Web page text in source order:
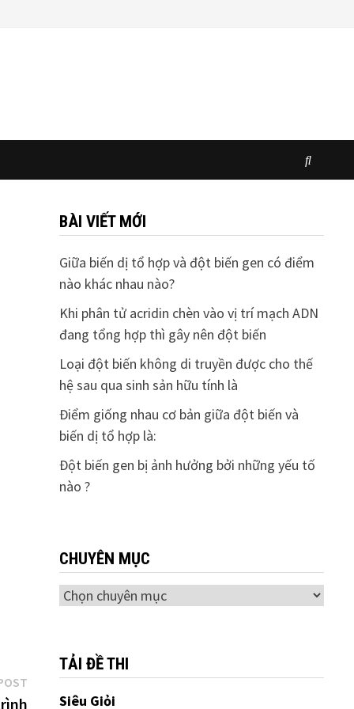
Next
post:
BÀI VIẾT MỚI
Giữa biến dị tổ hợp và đột biến gen có điểm
nào khác nhau nào?
Khi phân tử acridin chèn vào vị trí mạch ADN
đang tổng hợp thì gây nên đột biến
Loại đột biến không di truyền được cho thế
hệ sau qua sinh sản hữu tính là
Điểm giống nhau cơ bản giữa đột biến và
biến dị tổ hợp là:
Đột biến gen bị ảnh hưởng bởi những yếu tố
nào ?
CHUYÊN MỤC
Chuyên
TẢI ĐỀ THI
Siêu Giỏi